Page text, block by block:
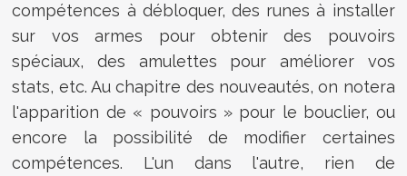
compétences à débloquer, des runes à installer
sur vos armes pour obtenir des pouvoirs
spéciaux, des amulettes pour améliorer vos
stats, etc. Au chapitre des nouveautés, on notera
l'apparition de « pouvoirs » pour le bouclier, ou
encore la possibilité de modifier certaines
compétences. L'un dans l'autre, rien de